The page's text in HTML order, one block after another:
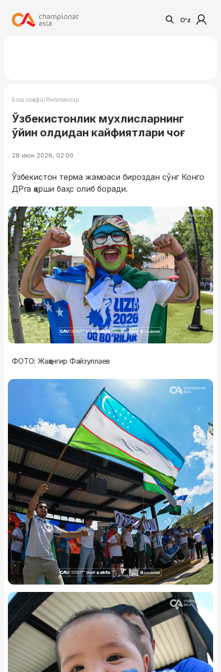
O'z
Бош саҳифа/Янгиликлар
Ўзбекистонлик мухлисларнинг
ўйин олдидан кайфиятлари чоғ
28 июн 2026, 02:00
Ўзбекистон терма жамоаси бироздан сўнг Конго
ДРга қарши баҳс олиб боради.
ФОТО: Жаҳонгир Файзуллаев